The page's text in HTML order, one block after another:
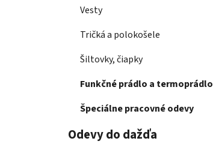
Vesty
Tričká a polokošele
Šiltovky, čiapky
Funkčné prádlo a termoprádlo
Špeciálne pracovné odevy
Odevy do dažďa